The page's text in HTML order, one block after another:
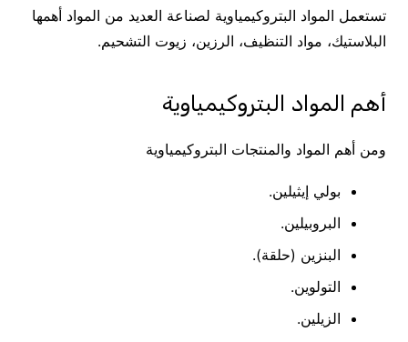
تستعمل المواد البتروكيمياوية لصناعة العديد من المواد أهمها
البلاستيك، مواد التنظيف، الرزين، زيوت التشحيم.
أهم المواد البتروكيمياوية
ومن أهم المواد والمنتجات البتروكيمياوية
بولي إيثيلين.
البروبيلين.
البنزين (حلقة).
التولوين.
الزيلين.